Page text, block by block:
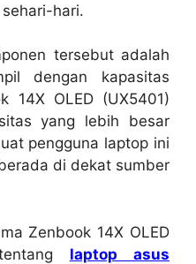
hari.
tersebut adalah
dengan kapasitas
14X OLED (UX5401)
yang lebih besar
pengguna laptop ini
di dekat sumber
Zenbook 14X OLED
laptop asus